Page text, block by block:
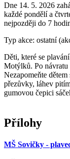
Dne 14. 5. 2026
každé pondělí a
nejpozději do 7
Typ akce: ostatní
Děti, které se
Motýlků. Po návratu
Nezapomeňte
přezůvky, láhev
gumovou čepici
Přílohy
MŠ Sovičky -